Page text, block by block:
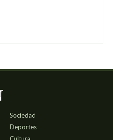
Sociedad
Deportes